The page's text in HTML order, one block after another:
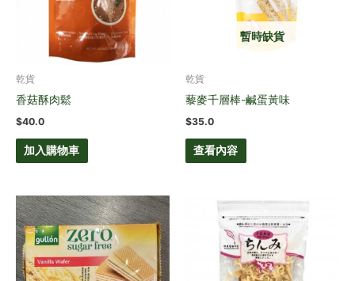
乾貨
香菇酥肉鬆
$40.0
加入購物車
暫時缺貨
乾貨
藜麥千層棒-鹹蛋黃味
$35.0
查看內容